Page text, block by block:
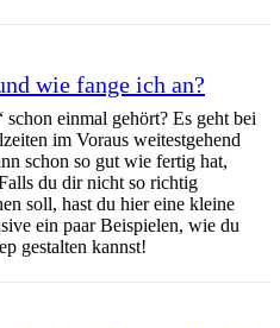
wie fange ich an?
einmal gehört? Es geht bei
im Voraus weitestgehend
schon so gut wie fertig hat,
du dir nicht so richtig
soll, hast du hier eine kleine
ein paar Beispielen, wie du
gestalten kannst!